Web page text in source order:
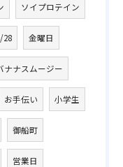
ソイプロテイン
28 金曜日
ナナスムージー
お手伝い 小学生
御船町
営業日